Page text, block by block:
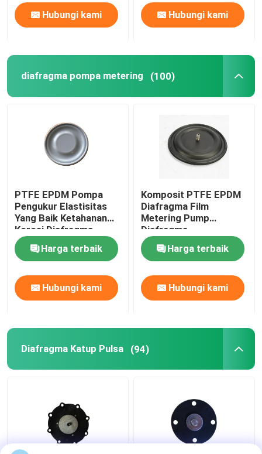
Hubungi kami Hubungi kami
diafragma pompa metering (100)
PTFE EPDM Pompa
Pengukur Elastisitas
Yang Baik Ketahanan
Korosi Diafragma
Harga terbaik
Hubungi kami
Komposit PTFE EPDM
Diafragma Film
Metering Pump
Diafragma
Harga terbaik
Hubungi kami
Diafragma Katup Pulsa (94)